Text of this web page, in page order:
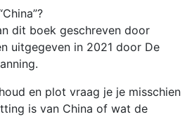
dit boek geschreven door
uitgegeven in 2021 door De
en plot vraag je je misschien
is van China of wat de